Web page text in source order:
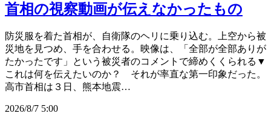
首相の視察動画が伝えなかったもの
防災服を着た首相が、自衛隊のヘリに乗り込む。上空から被
災地を見つめ、手を合わせる。映像は、「全部が全部ありが
たかったです」という被災者のコメントで締めくくられる▼
これは何を伝えたいのか？ それが率直な第一印象だった。
高市首相は３日、熊本地震…
2026/8/7 5:00